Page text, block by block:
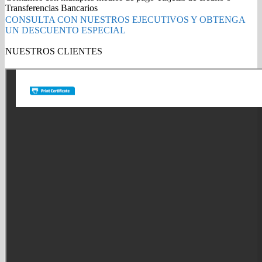
Para
Workcentre
PE16
3500
quantity
Transferencias Bancarios
CONSULTA CON NUESTROS EJECUTIVOS Y OBTENGA
UN DESCUENTO ESPECIAL
NUESTROS CLIENTES